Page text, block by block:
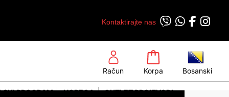
Kontaktirajte nas
Račun Korpa Bosanski
PROGRAM HORECA OUTLET PROIZVODI